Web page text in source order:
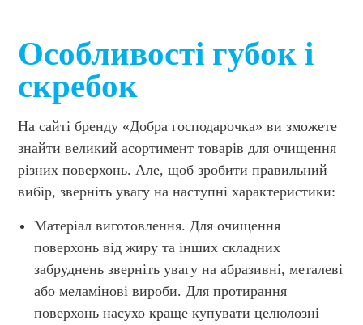
Особливості губок і
скребок
На сайті бренду «Добра господарочка» ви зможете
знайти великий асортимент товарів для очищення
різних поверхонь. Але, щоб зробити правильний
вибір, зверніть увагу на наступні характеристики:
Матеріал виготовлення. Для очищення
поверхонь від жиру та інших складних
забруднень зверніть увагу на абразивні, металеві
або меламінові вироби. Для протирання
поверхонь насухо краще купувати целюлозні